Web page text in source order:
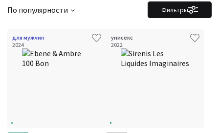
Фильтры
По популярности
для мужчин
2024
унисекс
2022